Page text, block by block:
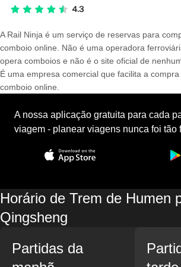
A Rail Ninja é um serviço de reservas para
comboio online. Não é uma operadora
opera comboios e não é o site oficial de
É uma empresa comercial que facilita a
comboio online.
A nossa aplicação gratuita para cada
viagem - planear viagens nunca foi tão
Horário de Trem de Humen
Qingsheng
Partidas da